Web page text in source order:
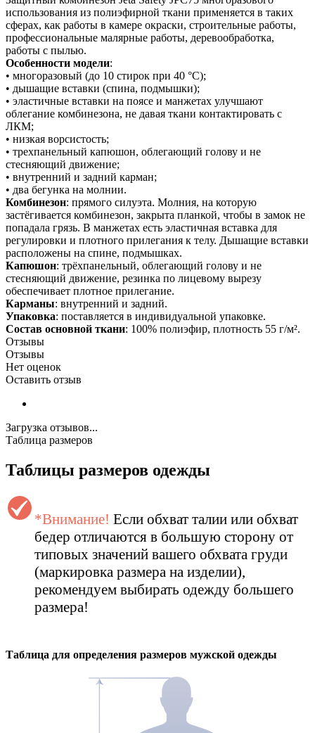
использования из полиэфирной ткани применяется в таких
сферах, как работы в камере окраски, строительные работы,
профессиональные малярные работы, деревообработка,
работы с пылью.
Особенности модели:
• многоразовый (до 10 стирок при 40 °C);
• дышащие вставки (спина, подмышки);
• эластичные вставки на поясе и манжетах улучшают
облегание комбинезона, не давая ткани контактировать с
ЛКМ;
• низкая ворсистость;
• трехпанельный капюшон, облегающий голову и не
стесняющий движение;
• внутренний и задний карман;
• два бегунка на молнии.
Комбинезон: прямого силуэта. Молния, на которую
застёгивается комбинезон, закрыта планкой, чтобы в замок не
попадала грязь. В манжетах есть эластичная вставка для
регулировки и плотного прилегания к телу. Дышащие вставки
расположены на спине, подмышках.
Капюшон: трёхпанельный, облегающий голову и не
стесняющий движение, резинка по лицевому вырезу
обеспечивает плотное прилегание.
Карманы: внутренний и задний.
Упаковка: поставляется в индивидуальной упаковке.
Состав основной ткани: 100% полиэфир, плотность 55 г/м².
Отзывы
Отзывы
Нет оценок
Оставить отзыв
Загрузка отзывов...
Таблица размеров
Таблицы размеров одежды
*Внимание! Если обхват талии или обхват
бедер отличаются в большую сторону от
типовых значений вашего обхвата груди
(маркировка размера на изделии),
рекомендуем выбирать одежду большего
размера!
Таблица для определения размеров мужской одежды